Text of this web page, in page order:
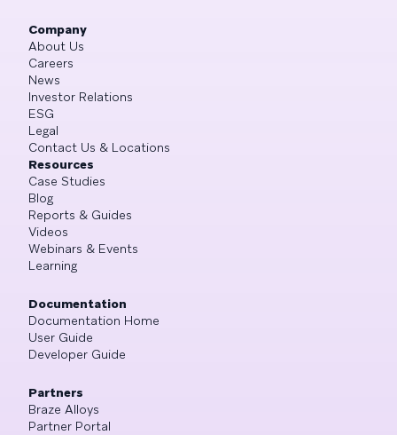
Company
About Us
Careers
News
Investor Relations
ESG
Legal
Contact Us & Locations
Resources
Case Studies
Blog
Reports & Guides
Videos
Webinars & Events
Learning
Documentation
Documentation Home
User Guide
Developer Guide
Partners
Braze Alloys
Partner Portal